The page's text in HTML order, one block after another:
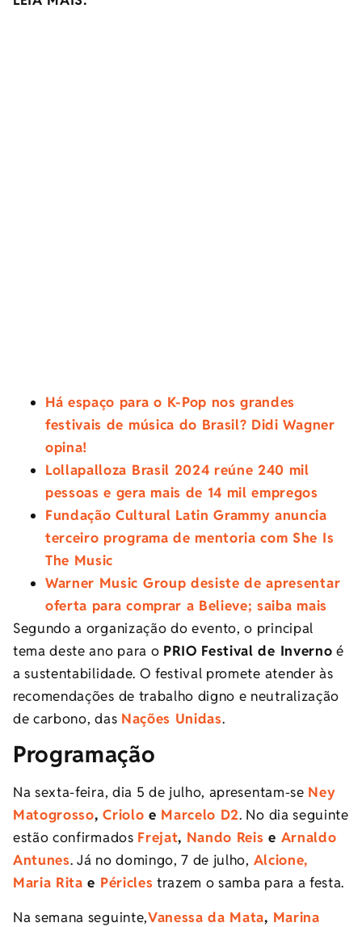
Há espaço para o K-Pop nos grandes
festivais de música do Brasil? Didi Wagner
opina!
Lollapalloza Brasil 2024 reúne 240 mil
pessoas e gera mais de 14 mil empregos
Fundação Cultural Latin Grammy anuncia
terceiro programa de mentoria com She Is
The Music
Warner Music Group desiste de apresentar
oferta para comprar a Believe; saiba mais
Segundo a organização do evento, o principal
tema deste ano para o PRIO Festival de Inverno é
a sustentabilidade. O festival promete atender às
recomendações de trabalho digno e neutralização
de carbono, das Nações Unidas.
Programação
Na sexta-feira, dia 5 de julho, apresentam-se Ney
Matogrosso, Criolo e Marcelo D2. No dia seguinte
estão confirmados Frejat, Nando Reis e Arnaldo
Antunes. Já no domingo, 7 de julho, Alcione,
Maria Rita e Péricles trazem o samba para a festa.
Na semana seguinte,Vanessa da Mata, Marina